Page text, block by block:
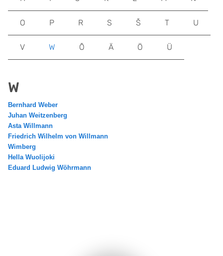
W
Bernhard Weber
Juhan Weitzenberg
Asta Willmann
Friedrich Wilhelm von Willmann
Wimberg
Hella Wuolijoki
Eduard Ludwig Wöhrmann
O P R S Š T U
V W Õ Ä Ö Ü